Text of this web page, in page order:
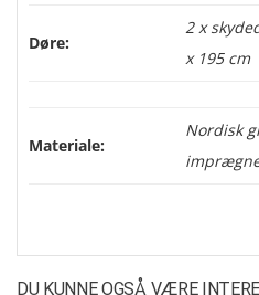
Døre:
2 x
x 195 cm
Materiale:
Nordisk
DU KUNNE OGSÅ VÆRE